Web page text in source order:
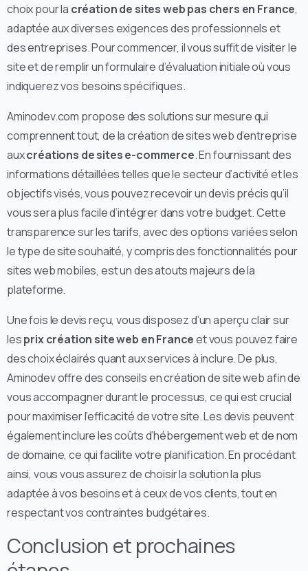
choix pour la création de sites web pas chers en France,
adaptée aux diverses exigences des professionnels et
des entreprises. Pour commencer, il vous suffit de visiter le
site et de remplir un formulaire d’évaluation initiale où vous
indiquerez vos besoins spécifiques.
Aminodev.com propose des solutions sur mesure qui
comprennent tout, de la création de sites web d’entreprise
auxcréations de sites e-commerce. En fournissant des
informations détaillées telles que le secteur d’activité et les
objectifs visés, vous pouvez recevoir un devis précis qu’il
vous sera plus facile d’intégrer dans votre budget. Cette
transparence sur les tarifs, avec des options variées selon
le type de site souhaité, y compris des fonctionnalités pour
sites web mobiles, est un des atouts majeurs de la
plateforme.
Une fois le devis reçu, vous disposez d’un aperçu clair sur
lesprix création site web en Franceet vous pouvez faire
des choix éclairés quant aux services à inclure. De plus,
Aminodev offre des conseils en création de site web afin de
vous accompagner durant le processus, ce qui est crucial
pour maximiser l’efficacité de votre site. Les devis peuvent
également inclure les coûts d’hébergement web et de nom
de domaine, ce qui facilite votre planification. En procédant
ainsi, vous vous assurez de choisir la solution la plus
adaptée à vos besoins et à ceux de vos clients, tout en
respectant vos contraintes budgétaires.
Conclusion et prochaines